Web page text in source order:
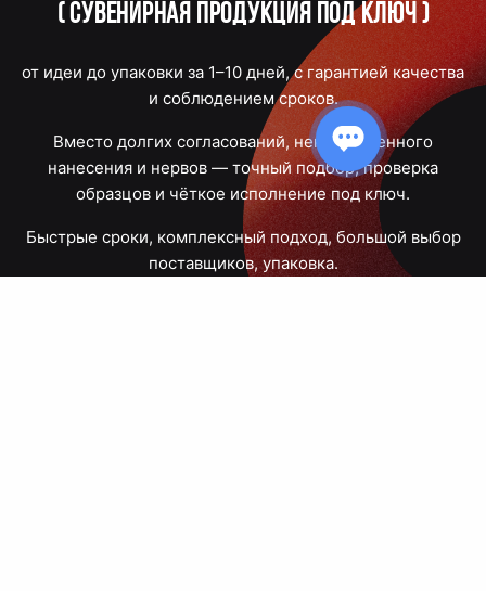
(Сувенирная продукция под ключ)
от идеи до упаковки за 1–10 дней, с гарантией качества
и соблюдением сроков.
Вместо долгих согласований, некачественного
нанесения и нервов — точный подбор, проверка
образцов и чёткое исполнение под ключ.
Быстрые сроки, комплексный подход, большой выбор
поставщиков, упаковка.